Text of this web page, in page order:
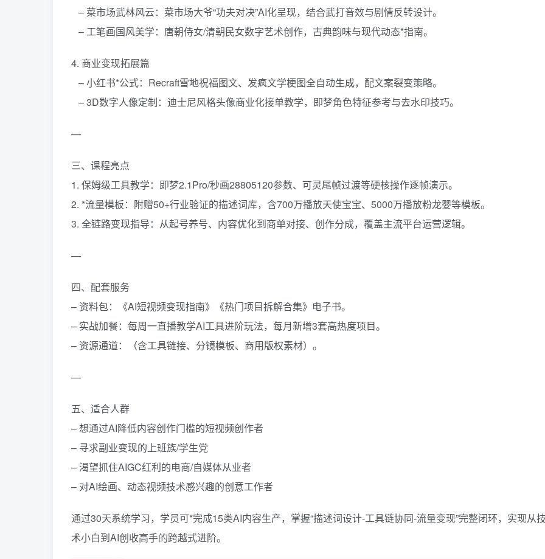
– 菜市场武林风云：菜市场大爷“功夫对决”AI化呈现，结合武打音效与剧情反转设计。
– 工笔画国风美学：唐朝侍女/清朝民女数字艺术创作，古典韵味与现代动态*指南。
4. 商业变现拓展篇
– 小红书*公式：Recraft雪地祝福图文、发疯文学梗图全自动生成，配文案裂变策略。
– 3D数字人像定制：迪士尼风格头像商业化接单教学，即梦角色特征参考与去水印技巧。
—
三、课程亮点
1. 保姆级工具教学：即梦2.1Pro/秒画28805120参数、可灵尾帧过渡等硬核操作逐帧演示。
2. *流量模板：附赠50+行业验证的描述词库，含700万播放天使宝宝、5000万播放粉龙婴等模板。
3. 全链路变现指导：从起号养号、内容优化到商单对接、创作分成，覆盖主流平台运营逻辑。
—
四、配套服务
– 资料包：《AI短视频变现指南》《热门项目拆解合集》电子书。
– 实战加餐：每周一直播教学AI工具进阶玩法，每月新增3套高热度项目。
– 资源通道：（含工具链接、分镜模板、商用版权素材）。
—
五、适合人群
– 想通过AI降低内容创作门槛的短视频创作者
– 寻求副业变现的上班族/学生党
– 渴望抓住AIGC红利的电商/自媒体从业者
– 对AI绘画、动态视频技术感兴趣的创意工作者
通过30天系统学习，学员可*完成15类AI内容生产，掌握“描述词设计-工具链协同-流量变现”完整闭环，实现从
术小白到AI创收高手的跨越式进阶。